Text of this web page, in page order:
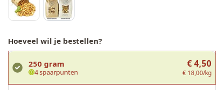
Hoeveel wil je bestellen?
250 gram
4 spaarpunten
€ 4,50
€ 18,00/kg